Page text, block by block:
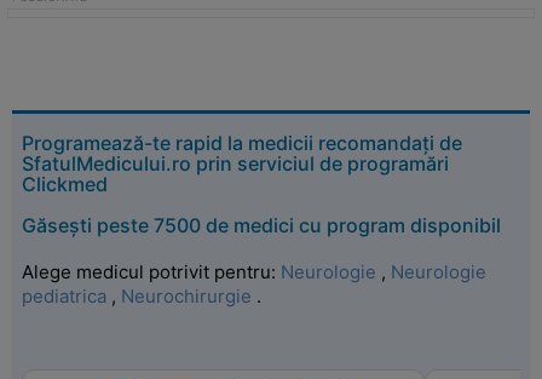
Programează-te rapid la medicii recomandați de
SfatulMedicului.ro prin serviciul de programări
Clickmed
Găsești peste 7500 de medici cu program disponibil
Alege medicul potrivit pentru: Neurologie , Neurologie
pediatrica , Neurochirurgie .